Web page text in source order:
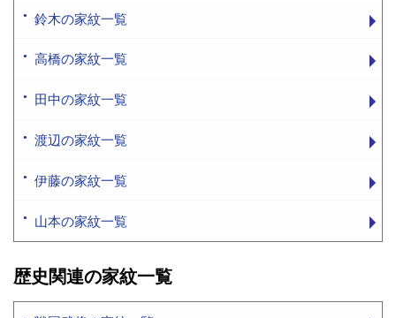
鈴木の家紋一覧
高橋の家紋一覧
田中の家紋一覧
渡辺の家紋一覧
伊藤の家紋一覧
山本の家紋一覧
歴史関連の家紋一覧